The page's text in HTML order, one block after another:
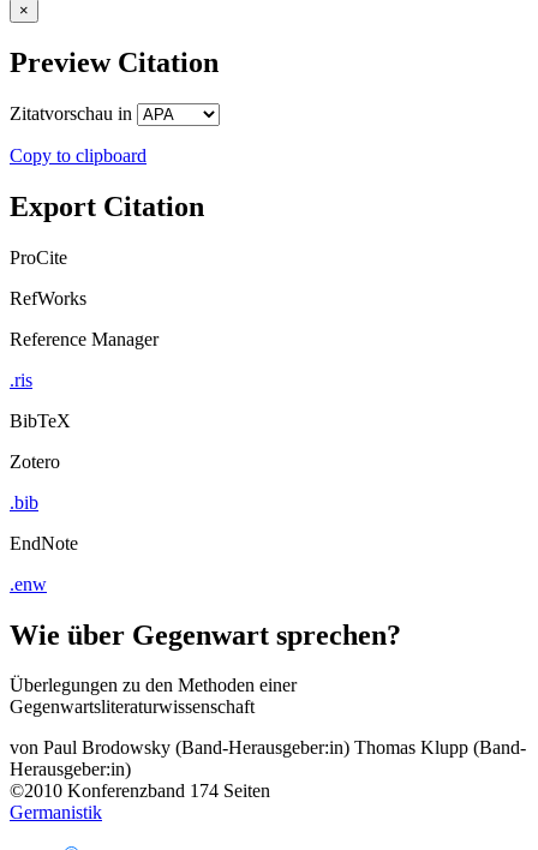
×
Preview Citation
Zitatvorschau in
Copy to clipboard
Export Citation
ProCite
RefWorks
Reference Manager
.ris
BibTeX
Zotero
.bib
EndNote
.enw
Wie über Gegenwart sprechen?
Überlegungen zu den Methoden einer
Gegenwartsliteraturwissenschaft
von Paul Brodowsky (Band-Herausgeber:in) Thomas Klupp (Band-
Herausgeber:in)
©2010 Konferenzband 174 Seiten
Germanistik